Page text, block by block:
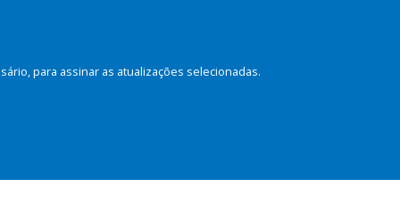
para assinar as atualizações selecionadas.